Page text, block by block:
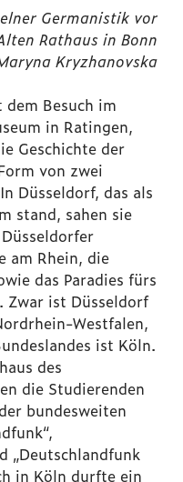
Germanistik vor
Rathaus in Bonn
Kryzhanovska
dem Besuch im
in Ratingen,
Geschichte der
von zwei
Düsseldorf, das als
stand, sahen sie
am Rhein, die
das Paradies fürs
Zwar ist Düsseldorf
Westfalen,
ist Köln.
des
die Studierenden
bundesweiten
„Deutschlandfunk
in Köln durfte ein